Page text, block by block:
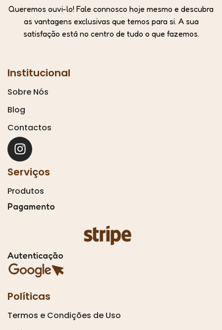
Queremos ouvi-lo! Fale connosco hoje mesmo e descubra
as vantagens exclusivas que temos para si. A sua
satisfação está no centro de tudo o que fazemos.
Institucional
Sobre Nós
Blog
Contactos
Serviços
Produtos
Pagamento
Autenticação
Políticas
Termos e Condições de Uso